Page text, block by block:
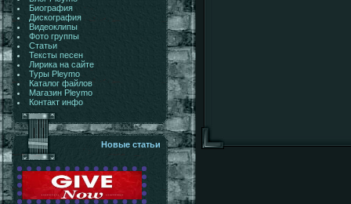
Биография
Дискография
Видеоклипы
Фото группы
Статьи
Тексты песен
Лирика на сайте
Туры Pleymo
Каталог файлов
Магазин Pleymo
Контакт инфо
Новые статьи